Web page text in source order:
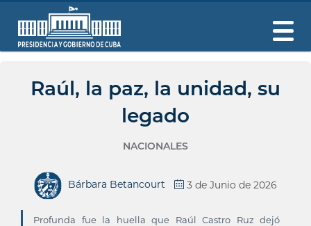
Raúl, la paz, la unidad, su
legado
NACIONALES
Bárbara Betancourt 3 de Junio de 2026
Profunda fue la huella que Raúl Castro Ruz dejó